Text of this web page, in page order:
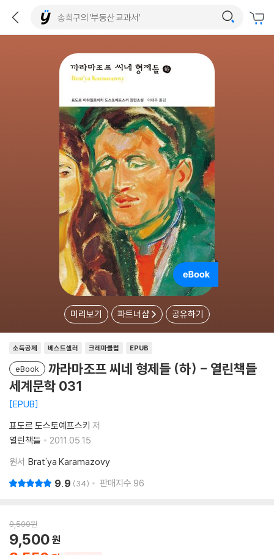
미리보기 파트너샵 공유하기
소득공제 베스트셀러 크레마클럽 EPUB
eBook
까라마조프 씨네 형제들 (하) - 열린책들
세계문학 031
EPUB
표도르 도스토예프스키 저
열린책들
2011.05.15.
원서 Brat'ya Karamazovy
9.9 34 판매지수 96
9,500원
9,500